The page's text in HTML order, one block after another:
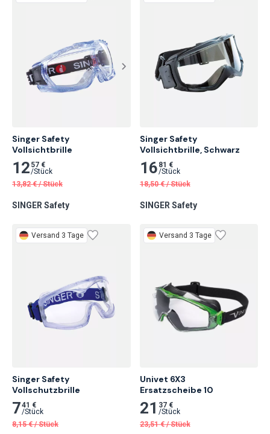
Singer Safety
Vollsichtbrille
12 57 €
/Stück
13,82 € /Stück
SINGER Safety
Singer Safety
Vollsichtbrille, Schwarz
16 81 €
/Stück
18,50 € /Stück
SINGER Safety
Versand 3 Tage
Singer Safety
Vollschutzbrille
741 €
/Stück
8,15 € /Stück
Versand 3 Tage
Univet 6X3
Ersatzscheibe 10
21 37 €
/Stück
23,51 € /Stück